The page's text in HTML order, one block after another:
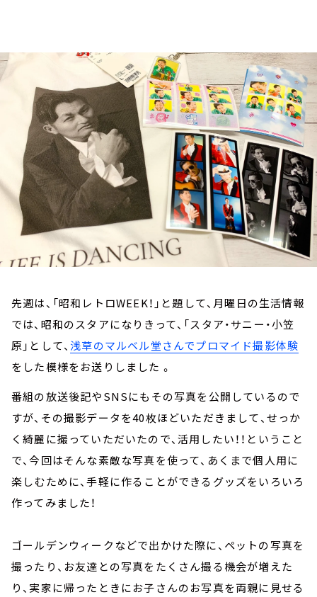
お知らせ
イベント・グッズ
YouTube
会社情報
先週は、「昭和レトロWEEK！」と題して、月曜日の生活情報
では、昭和のスタアになりきって、「スタア・サニー・小笠
原」として、 浅草のマルベル堂さんでプロマイド撮影体験
をした模様をお送りしました 。
番組の放送後記やSNSにもその写真を公開しているので
すが、その撮影データを40枚ほどいただきまして、せっか
く綺麗に撮っていただいたので、活用したい！！ということ
で、今回はそんな素敵な写真を使って、あくまで個人用に
楽しむために、手軽に作ることができるグッズをいろいろ
作ってみました！
ゴールデンウィークなどで出かけた際に、ペットの写真を
撮ったり、お友達との写真をたくさん撮る機会が増えた
り、実家に帰ったときにお子さんのお写真を両親に見せる